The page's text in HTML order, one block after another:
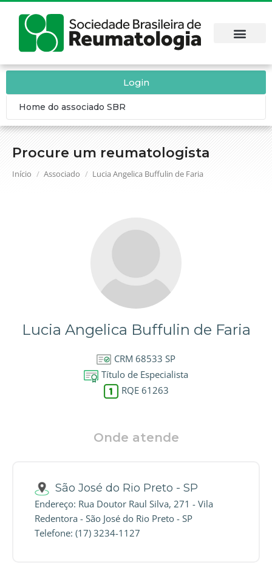
Procure um reumatologista
Você está aqui:
Início Associado Lucia Angelica Buffulin de Faria
Login
Home do associado SBR
Lucia Angelica Buffulin de Faria
CRM 68533 SP
Título de Especialista
RQE 61263
Onde atende
São José do Rio Preto - SP
Endereço: Rua Doutor Raul Silva, 271 - Vila
Redentora - São José do Rio Preto - SP
Telefone: (17) 3234-1127